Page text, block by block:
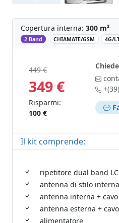
Copertura interna: 300 m²
2 Band ‌ CHIAMATE/GSM 4G/
449 €
349 €
Risparmi:
100 €
Il kit comprende:
ripetitore dual band
antenna di stilo
antenna interna +
antenna esterna +
alimentatore